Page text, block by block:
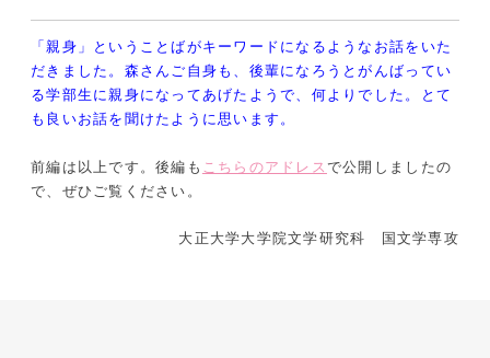
「親身」ということばがキーワードになるようなお話をいた
だきました。森さんご自身も、後輩になろうとがんばってい
る学部生に親身になってあげたようで、何よりでした。とて
も良いお話を聞けたように思います。
前編は以上です。後編も こちらのアドレス で公開しましたの
で、ぜひご覧ください。
大正大学大学院文学研究科 国文学専攻